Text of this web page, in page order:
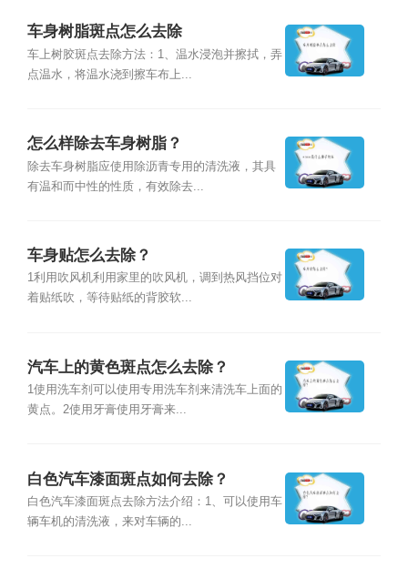
车身树脂斑点怎么去除
车上树胶斑点去除方法：1、温水浸泡并擦拭，弄
点温水，将温水浇到擦车布上...
怎么样除去车身树脂？
除去车身树脂应使用除沥青专用的清洗液，其具
有温和而中性的性质，有效除去...
车身贴怎么去除？
1利用吹风机利用家里的吹风机，调到热风挡位对
着贴纸吹，等待贴纸的背胶软...
汽车上的黄色斑点怎么去除？
1使用洗车剂可以使用专用洗车剂来清洗车上面的
黄点。2使用牙膏使用牙膏来...
白色汽车漆面斑点如何去除？
白色汽车漆面斑点去除方法介绍：1、可以使用车
辆车机的清洗液，来对车辆的...